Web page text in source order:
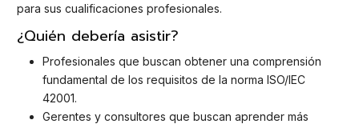
para sus cualificaciones profesionales.
¿Quién debería asistir?
Profesionales que buscan obtener una comprensión
fundamental de los requisitos de la norma ISO/IEC
42001.
Gerentes y consultores que buscan aprender más